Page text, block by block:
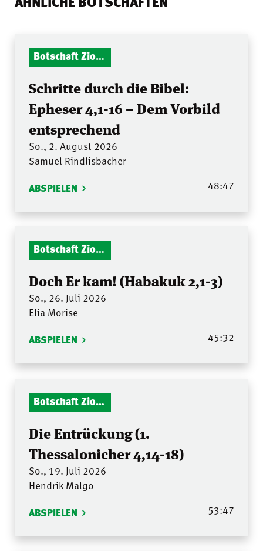
Botschaft Zionshalle
Schritte durch die Bibel:
Epheser 4,1-16 – Dem Vorbild
entsprechend
So., 2. August 2026
Samuel Rindlisbacher
ABSPIELEN 48:47
Botschaft Zionshalle
Doch Er kam! (Habakuk 2,1-3)
So., 26. Juli 2026
Elia Morise
ABSPIELEN 45:32
Botschaft Zionshalle
Die Entrückung (1.
Thessalonicher 4,14-18)
So., 19. Juli 2026
Hendrik Malgo
ABSPIELEN 53:47